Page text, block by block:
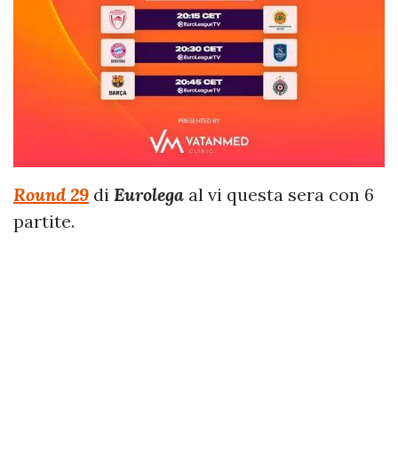
Round 29 di Eurolega al vi questa sera con 6
partite.